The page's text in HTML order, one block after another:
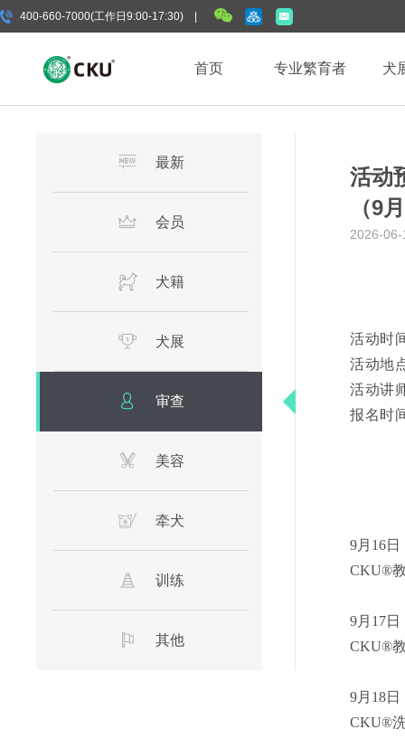
400-660-7000(工作日9:00-17:30) |
首页 专业繁育者 犬
最新
会员
犬籍
犬展
审查
美容
牵犬
训练
其他
活动
（9
2026-
活动时
活动地
活动讲
报名时
9月16日
CKU®
9月17日
CKU®
9月18日
CKU®